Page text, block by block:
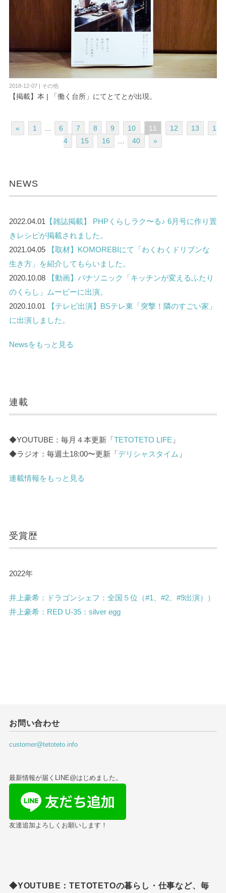
2018-12-07 | その他
【掲載】本 | 「働く台所」にてとてとが出現。
« 1 6 7 8 9 10 11 12 13
1
4
15 16 40 »
NEWS
2022.04.01 【雑誌掲載】 PHPくらしラク〜る♪ 6月号に作り置
きレシピが掲載されました。
2021.04.05
【取材】KOMOREBIにて「わくわくドリブンな
生き方」を紹介してもらいました。
2020.10.08
【動画】パナソニック「キッチンが変えるふたり
のくらし」ムービーに出演。
2020.10.01
【テレビ出演】BSテレ東「突撃！隣のすごい家」
に出演しました。
Newsをもっと見る
連載
◆YOUTUBE：毎月４本更新「TETOTETO LIFE 」
◆ラジオ：毎週土18:00〜更新「デリシャスタイム 」
連載情報をもっと見る
受賞歴
2022年
井上豪希：ドラゴンシェフ：全国５位（#1、#2、#9出演））
井上豪希： RED U-35：silver egg
お問い合わせ
customer@tetoteto.info
最新情報が届くLINE@はじめました。
友達追加よろしくお願いします！
◆YOUTUBE：TETOTETOの暮らし・仕事など、毎